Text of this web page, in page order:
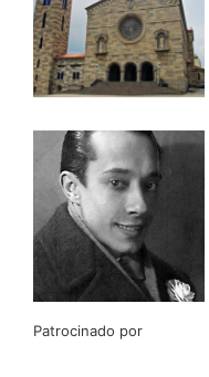
Patrocinado por